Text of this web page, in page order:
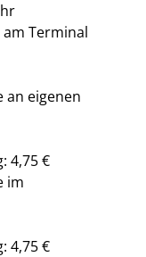
Terminal
an eigenen
4,75 €
im
4,75 €